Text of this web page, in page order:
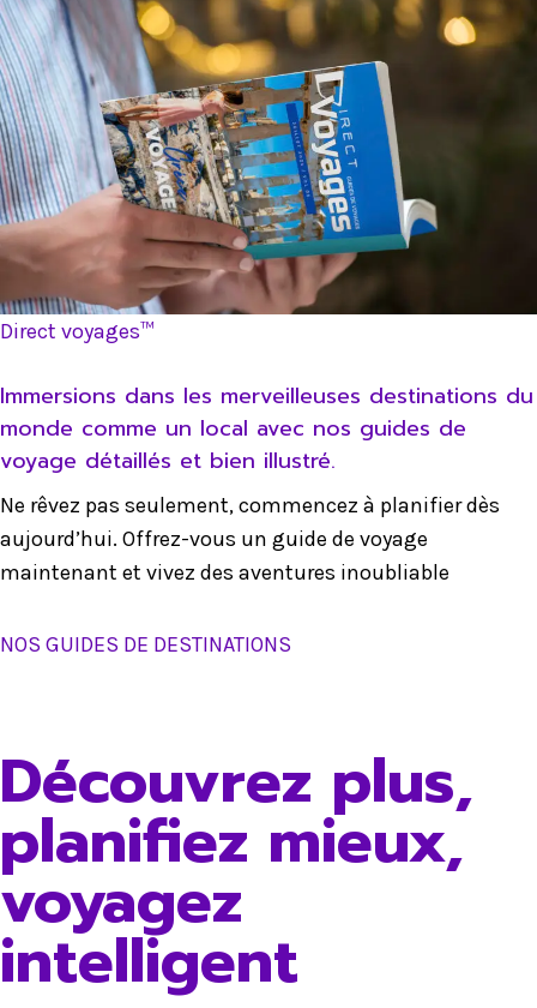
Direct voyages™
Immersions dans les merveilleuses destinations du
monde comme un local avec nos guides de
voyage détaillés et bien illustré.
Ne rêvez pas seulement, commencez à planifier dès
aujourd’hui. Offrez-vous un guide de voyage
maintenant et vivez des aventures inoubliable
NOS GUIDES DE DESTINATIONS
Découvrez plus,
planifiez mieux,
voyagez
intelligent